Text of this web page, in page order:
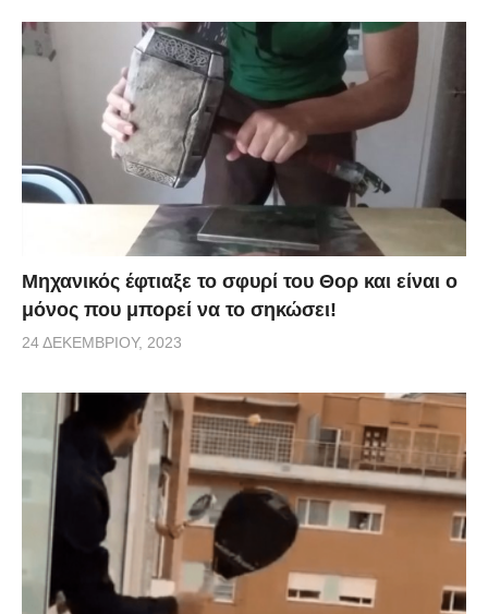
Μηχανικός έφτιαξε το σφυρί του Θορ και είναι ο
μόνος που μπορεί να το σηκώσει!
24 ΔΕΚΕΜΒΡΊΟΥ, 2023